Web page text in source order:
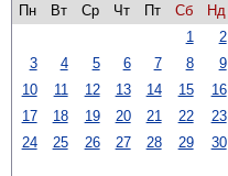
Пн
Вт Ср Чт Пт Сб
Нд
1
2
3
4 5 6 7 8
9
10
11 12 13 14 15
16
17
18 19 20 21 22
23
24
25 26 27 28 29 30